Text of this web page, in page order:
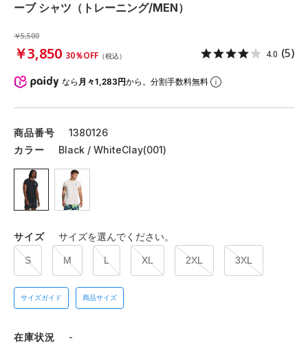
ーブ シャツ（トレーニング/MEN）
￥5,500
￥3,850 30％OFF （税込） 4.0 (5)
なら 月々1,283円から。分割手数料無料
商品番号
1380126
カラー
Black / WhiteClay(001)
サイズ サイズを選んでください。
S M L XL 2XL 3XL
サイズガイド 商品サイズ
在庫状況 -